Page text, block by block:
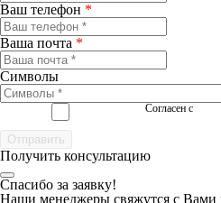
Ваш телефон *
Ваша почта *
Символы
Согласен с
Получить консультацию
Спасибо за заявку!
Наши менеджеры свяжутся с Вами